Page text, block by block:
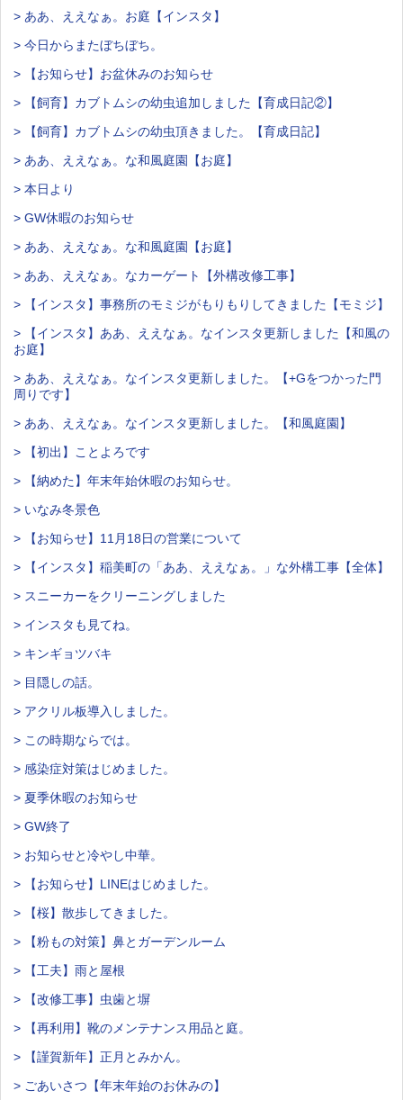
> ああ、ええなぁ。お庭【インスタ】
> 今日からまたぼちぼち。
> 【お知らせ】お盆休みのお知らせ
> 【飼育】カブトムシの幼虫追加しました【育成日記②】
> 【飼育】カブトムシの幼虫頂きました。【育成日記】
> ああ、ええなぁ。な和風庭園【お庭】
> 本日より
> GW休暇のお知らせ
> ああ、ええなぁ。な和風庭園【お庭】
> ああ、ええなぁ。なカーゲート【外構改修工事】
> 【インスタ】事務所のモミジがもりもりしてきました【モミジ】
> 【インスタ】ああ、ええなぁ。なインスタ更新しました【和風の
お庭】
> ああ、ええなぁ。なインスタ更新しました。【+Gをつかった門
周りです】
> ああ、ええなぁ。なインスタ更新しました。【和風庭園】
> 【初出】ことよろです
> 【納めた】年末年始休暇のお知らせ。
> いなみ冬景色
> 【お知らせ】11月18日の営業について
> 【インスタ】稲美町の「ああ、ええなぁ。」な外構工事【全体】
> スニーカーをクリーニングしました
> インスタも見てね。
> キンギョツバキ
> 目隠しの話。
> アクリル板導入しました。
> この時期ならでは。
> 感染症対策はじめました。
> 夏季休暇のお知らせ
> GW終了
> お知らせと冷やし中華。
> 【お知らせ】LINEはじめました。
> 【桜】散歩してきました。
> 【粉もの対策】鼻とガーデンルーム
> 【工夫】雨と屋根
> 【改修工事】虫歯と塀
> 【再利用】靴のメンテナンス用品と庭。
> 【謹賀新年】正月とみかん。
> ごあいさつ【年末年始のお休みの】